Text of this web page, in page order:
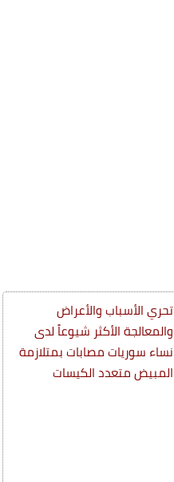
تحري الأسباب والأعراض
والمعالجة الأكثر شيوعاً لدى
نساء سوريات مصابات بمتلازمة
المبيض متعدد الكيسات